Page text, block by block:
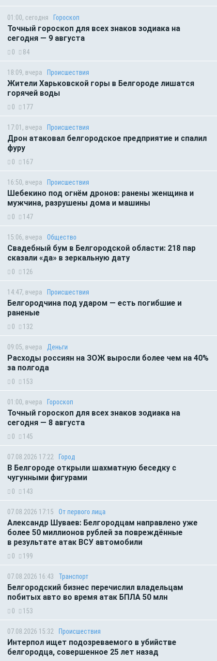
01:00, сегодня Гороскоп
Точный гороскоп для всех знаков зодиака на
сегодня — 9 августа
0 84
18:09, вчера Происшествия
Жители Харьковской горы в Белгороде лишатся
горячей воды
0 177
17:01, вчера Происшествия
Дрон атаковал белгородское предприятие и спалил
фуру
0 167
16:50, вчера Происшествия
Шебекино под огнём дронов: ранены женщина и
мужчина, разрушены дома и машины
0 147
15:06, вчера Общество
Свадебный бум в Белгородской области: 218 пар
сказали «да» в зеркальную дату
0 126
14:47, вчера Происшествия
Белгородчина под ударом — есть погибшие и
раненые
0 132
09:05, вчера Деньги
Расходы россиян на ЗОЖ выросли более чем на 40%
за полгода
0 153
01:00, вчера Гороскоп
Точный гороскоп для всех знаков зодиака на
сегодня — 8 августа
0 145
07.08.2026 17:22 Город
В Белгороде открыли шахматную беседку с
чугунными фигурами
0 143
07.08.2026 17:15 От первого лица
Александр Шуваев: Белгородцам направлено уже
более 50 миллионов рублей за повреждённые
в результате атак ВСУ автомобили
0 199
07.08.2026 16:43 Транспорт
Белгородский бизнес перечислил владельцам
побитых авто во время атак БПЛА 50 млн
0 153
07.08.2026 15:32 Происшествия
Интерпол ищет подозреваемого в убийстве
белгородца, совершенное 25 лет назад